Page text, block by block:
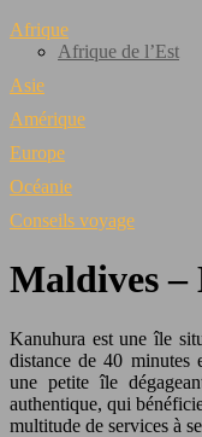
Afrique
Afrique de l’Est
Asie
Amérique
Europe
Océanie
Conseils voyage
Maldives
Kanuhura est une île
distance de 40 minutes
une petite île
authentique, qui
multitude de services à